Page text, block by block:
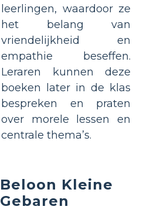
leerlingen, waardoor ze
het belang van
vriendelijkheid en
empathie beseffen.
Leraren kunnen deze
boeken later in de klas
bespreken en praten
over morele lessen en
centrale thema’s.
Beloon Kleine
Gebaren